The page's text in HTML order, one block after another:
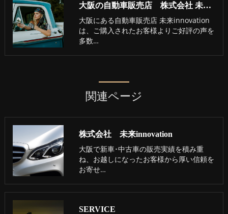
大阪の自動車販売店 株式会社 未来innovationのお客様の声
大阪にある自動車販売店 未来innovation
は、ご購入されたお客様よりご好評の声を
多数…
関連ページ
株式会社 未来innovation
大阪で新車･中古車の販売実績を積み重
ね、お越しになったお客様から厚い信頼を
お寄せ…
SERVICE